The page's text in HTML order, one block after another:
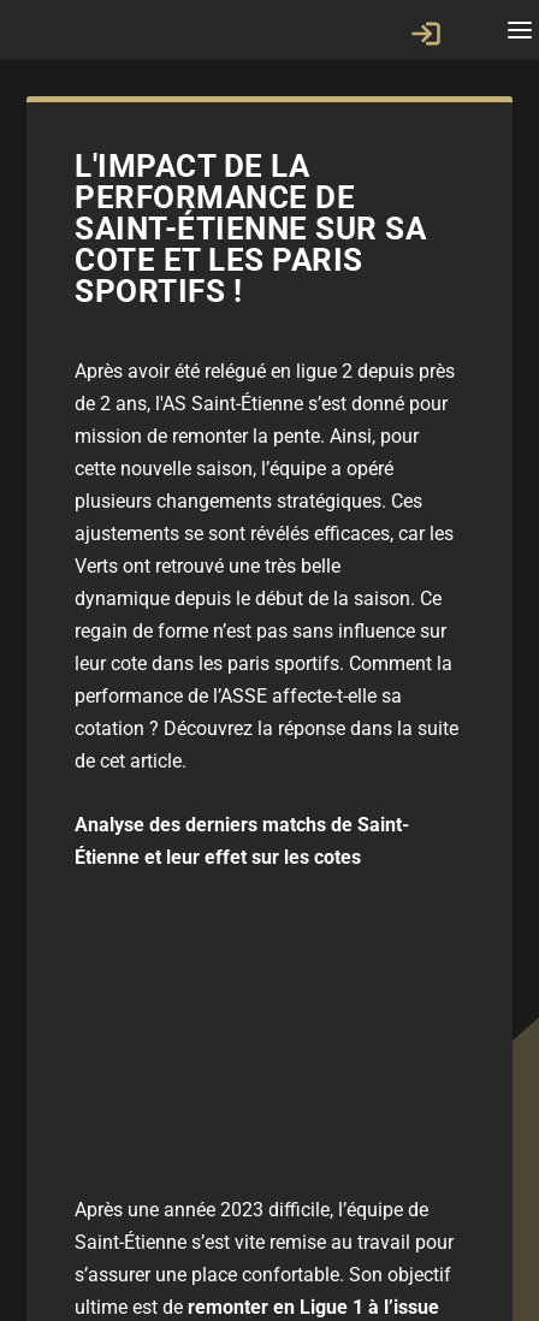
L'IMPACT DE LA
PERFORMANCE DE
SAINT-ÉTIENNE SUR SA
COTE ET LES PARIS
SPORTIFS !
Après avoir été relégué en ligue 2 depuis près
de 2 ans, l'AS Saint-Étienne s’est donné pour
mission de remonter la pente. Ainsi, pour
cette nouvelle saison, l’équipe a opéré
plusieurs changements stratégiques. Ces
ajustements se sont révélés efficaces, car les
Verts ont retrouvé une très belle
dynamique depuis le début de la saison. Ce
regain de forme n’est pas sans influence sur
leur cote dans les paris sportifs. Comment la
performance de l’ASSE affecte-t-elle sa
cotation ? Découvrez la réponse dans la suite
de cet article.
Analyse des derniers matchs de Saint-
Étienne et leur effet sur les cotes
Après une année 2023 difficile, l’équipe de
Saint-Étienne s’est vite remise au travail pour
s’assurer une place confortable. Son objectif
ultime est deremonter en Ligue 1 à l’issue